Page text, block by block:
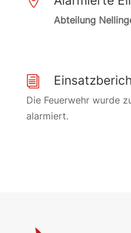
Abteilung
i
Die Feuerwehr wurde
alarmiert.